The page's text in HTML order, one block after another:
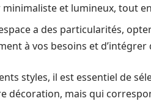
et lumineux, tout
a des particularités,
à vos besoins et
styles, il est essentiel de
décoration, mais qui